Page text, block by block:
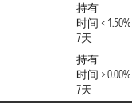
持有
时间 <
7天
1.50%
持有
时间 ≥
7天
0.00%